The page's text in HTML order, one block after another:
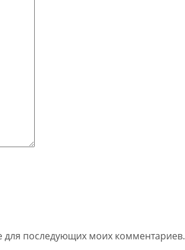
для последующих моих комментариев.